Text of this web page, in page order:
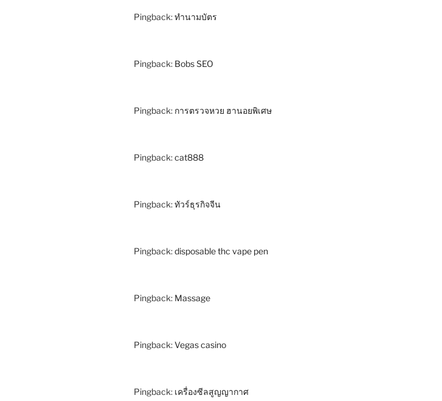
Pingback:ทำนามบัตร
Pingback: Bobs SEO
Pingback: การตรวจหวย ฮานอยพิเศษ
Pingback:cat888
Pingback:ทัวร์ธุรกิจจีน
Pingback:disposable thc vape pen
Pingback: Massage
Pingback:Vegas casino
Pingback: เครื่องซีลสูญญากาศ